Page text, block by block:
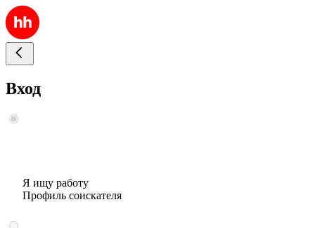
Вход
Я ищу работу
Профиль соискателя